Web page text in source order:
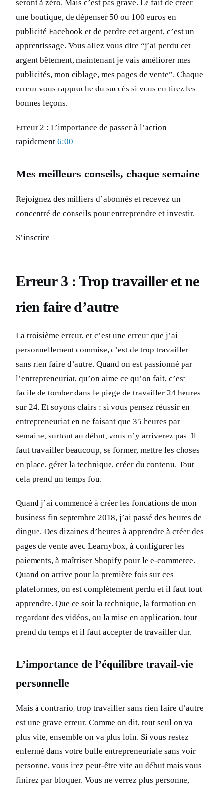
seront à zéro. Mais c’est pas grave. Le fait de créer
une boutique, de dépenser 50 ou 100 euros en
publicité Facebook et de perdre cet argent, c’est un
apprentissage. Vous allez vous dire “j’ai perdu cet
argent bêtement, maintenant je vais améliorer mes
publicités, mon ciblage, mes pages de vente”. Chaque
erreur vous rapproche du succès si vous en tirez les
bonnes leçons.
Erreur 2 : L’importance de passer à l’action
rapidement 6:00
Mes meilleurs conseils, chaque semaine
Rejoignez des milliers d’abonnés et recevez un
concentré de conseils pour entreprendre et investir.
S’inscrire
Erreur 3 : Trop travailler et ne
rien faire d’autre
La troisième erreur, et c’est une erreur que j’ai
personnellement commise, c’est de trop travailler
sans rien faire d’autre. Quand on est passionné par
l’entrepreneuriat, qu’on aime ce qu’on fait, c’est
facile de tomber dans le piège de travailler 24 heures
sur 24. Et soyons clairs : si vous pensez réussir en
entrepreneuriat en ne faisant que 35 heures par
semaine, surtout au début, vous n’y arriverez pas. Il
faut travailler beaucoup, se former, mettre les choses
en place, gérer la technique, créer du contenu. Tout
cela prend un temps fou.
Quand j’ai commencé à créer les fondations de mon
business fin septembre 2018, j’ai passé des heures de
dingue. Des dizaines d’heures à apprendre à créer des
pages de vente avec Learnybox, à configurer les
paiements, à maîtriser Shopify pour le e-commerce.
Quand on arrive pour la première fois sur ces
plateformes, on est complètement perdu et il faut tout
apprendre. Que ce soit la technique, la formation en
regardant des vidéos, ou la mise en application, tout
prend du temps et il faut accepter de travailler dur.
L’importance de l’équilibre travail-vie
personnelle
Mais à contrario, trop travailler sans rien faire d’autre
est une grave erreur. Comme on dit, tout seul on va
plus vite, ensemble on va plus loin. Si vous restez
enfermé dans votre bulle entrepreneuriale sans voir
personne, vous irez peut-être vite au début mais vous
finirez par bloquer. Vous ne verrez plus personne,